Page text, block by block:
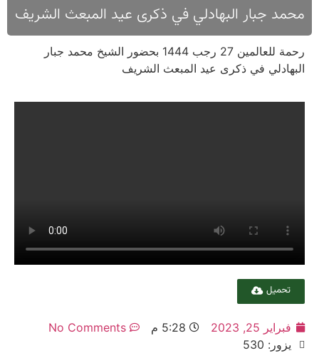
محمد جبار البهادلي في ذكرى عيد المبعث الشريف
رحمة للعالمين 27 رجب 1444 بحضور الشيخ محمد جبار
البهادلي في ذكرى عيد المبعث الشريف
تحميل
فبراير 25, 2023 5:28 م
No Comments
يزور: 530